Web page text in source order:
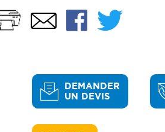
Imprimer
Email
DEMANDER
UN DEVIS